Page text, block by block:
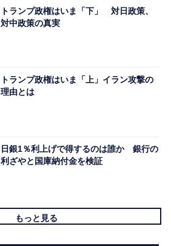
トランプ政権はいま「下」 対日政策、
対中政策の真実
トランプ政権はいま「上」イラン攻撃の
理由とは
日銀1％利上げで得するのは誰か 銀行の
利ざやと国庫納付金を検証
もっと見る